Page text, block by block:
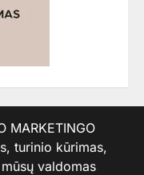
MARKETINGO
turinio kūrimas,
valdomas